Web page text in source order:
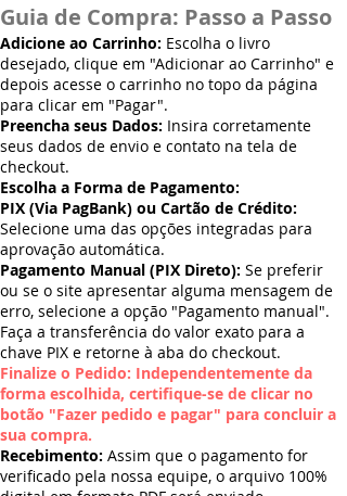
Guia de Compra: Passo a Passo
Adicione ao Carrinho: Escolha o livro
desejado, clique em "Adicionar ao Carrinho" e
depois acesse o carrinho no topo da página
para clicar em "Pagar".
Preencha seus Dados: Insira corretamente
seus dados de envio e contato na tela de
checkout.
Escolha a Forma de Pagamento:
PIX (Via PagBank) ou Cartão de Crédito:
Selecione uma das opções integradas para
aprovação automática.
Pagamento Manual (PIX Direto): Se preferir
ou se o site apresentar alguma mensagem de
erro, selecione a opção "Pagamento manual".
Faça a transferência do valor exato para a
chave PIX e retorne à aba do checkout.
Finalize o Pedido: Independentemente da
forma escolhida, certifique-se de clicar no
botão "Fazer pedido e pagar" para concluir a
sua compra.
Recebimento: Assim que o pagamento for
verificado pela nossa equipe, o arquivo 100%